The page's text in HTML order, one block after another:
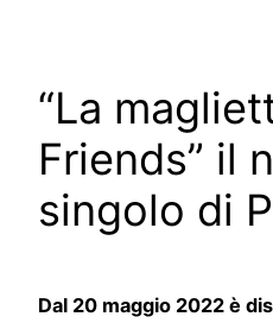
“La
Friends” il
singolo di
Dal 20 maggio 2022 è